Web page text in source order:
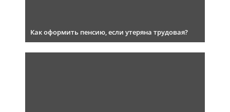
Как оформить пенсию, если утеряна трудовая?